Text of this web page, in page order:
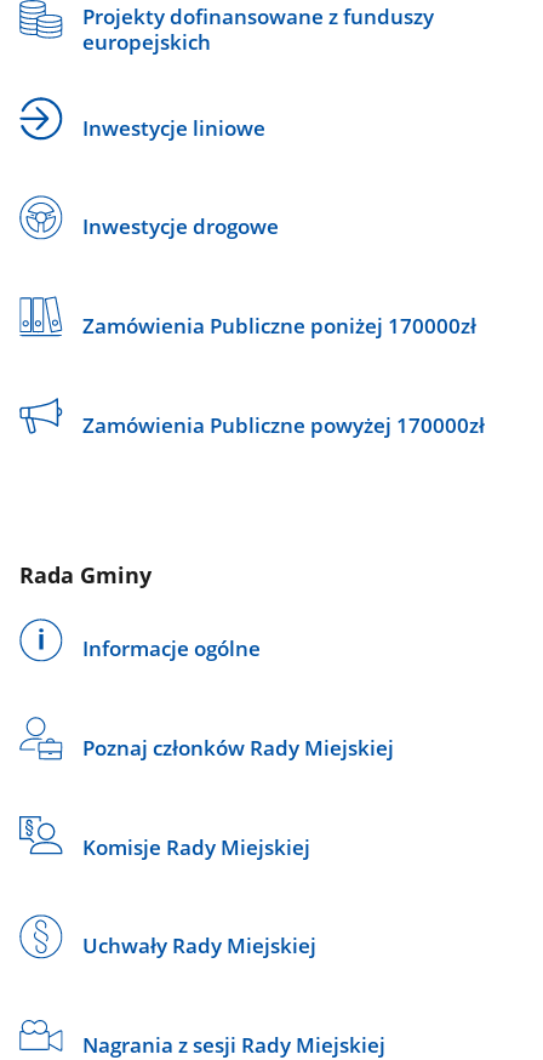
Projekty dofinansowane z funduszy
europejskich
Inwestycje liniowe
Inwestycje drogowe
Zamówienia Publiczne poniżej 170000zł
Zamówienia Publiczne powyżej 170000zł
Rada Gminy
Informacje ogólne
Poznaj członków Rady Miejskiej
Komisje Rady Miejskiej
Uchwały Rady Miejskiej
Nagrania z sesji Rady Miejskiej